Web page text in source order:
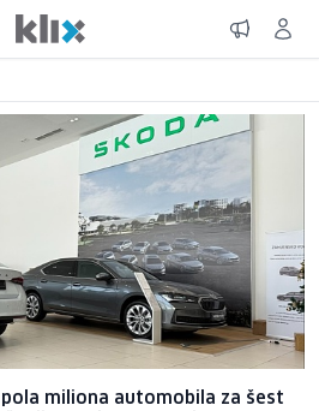
miliona automobila za šest